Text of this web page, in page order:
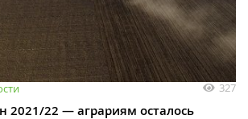
327
2021/22 — аграриям осталось